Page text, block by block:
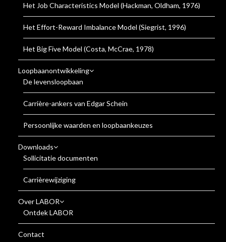
Het Job Characteristics Model (Hackman, Oldham, 1976)
Het Effort-Reward Imbalance Model (Siegrist, 1996)
Het Big Five Model (Costa, McCrae, 1978)
Loopbaanontwikkeling
De levensloopbaan
Carrière-ankers van Edgar Schein
Persoonlijke waarden en loopbaankeuzes
Downloads
Sollicitatie documenten
Carrièrewijziging
Over LABOR
Ontdek LABOR
Contact